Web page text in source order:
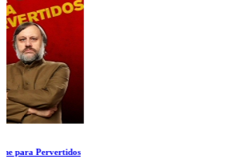
Queen: Days of Our Lives